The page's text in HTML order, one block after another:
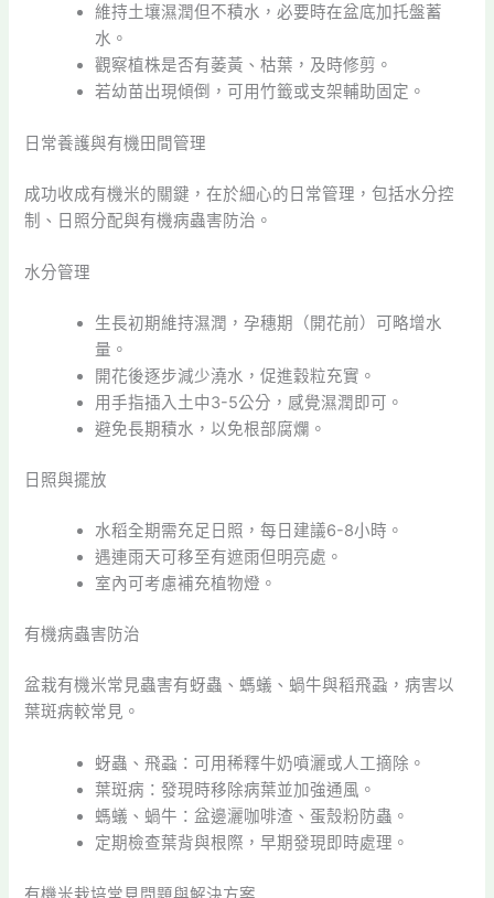
維持土壤濕潤但不積水，必要時在盆底加托盤蓄
水。
觀察植株是否有萎黃、枯葉，及時修剪。
若幼苗出現傾倒，可用竹籤或支架輔助固定。
日常養護與有機田間管理
成功收成有機米的關鍵，在於細心的日常管理，包括水分控
制、日照分配與有機病蟲害防治。
水分管理
生長初期維持濕潤，孕穗期（開花前）可略增水
量。
開花後逐步減少澆水，促進穀粒充實。
用手指插入土中3-5公分，感覺濕潤即可。
避免長期積水，以免根部腐爛。
日照與擺放
水稻全期需充足日照，每日建議6-8小時。
遇連雨天可移至有遮雨但明亮處。
室內可考慮補充植物燈。
有機病蟲害防治
盆栽有機米常見蟲害有蚜蟲、螞蟻、蝸牛與稻飛蝨，病害以
葉斑病較常見。
蚜蟲、飛蝨：可用稀釋牛奶噴灑或人工摘除。
葉斑病：發現時移除病葉並加強通風。
螞蟻、蝸牛：盆邊灑咖啡渣、蛋殼粉防蟲。
定期檢查葉背與根際，早期發現即時處理。